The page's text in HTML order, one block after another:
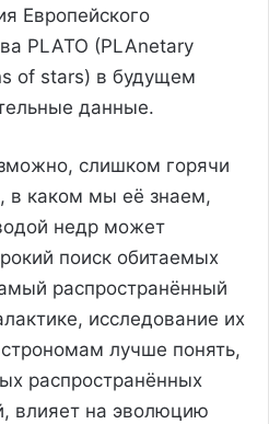
Европейского
PLATO (PLAnetary
of stars) в будущем
данные.
слишком горячи
в каком мы её знаем,
недр может
поиск обитаемых
распространённый
исследование их
лучше понять,
распространённых
влияет на эволюцию